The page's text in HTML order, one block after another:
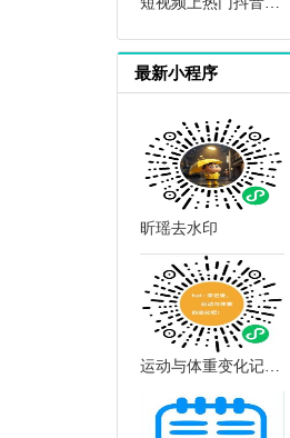
最新小程序
昕瑶去水印
运动与体重变化记录小助手